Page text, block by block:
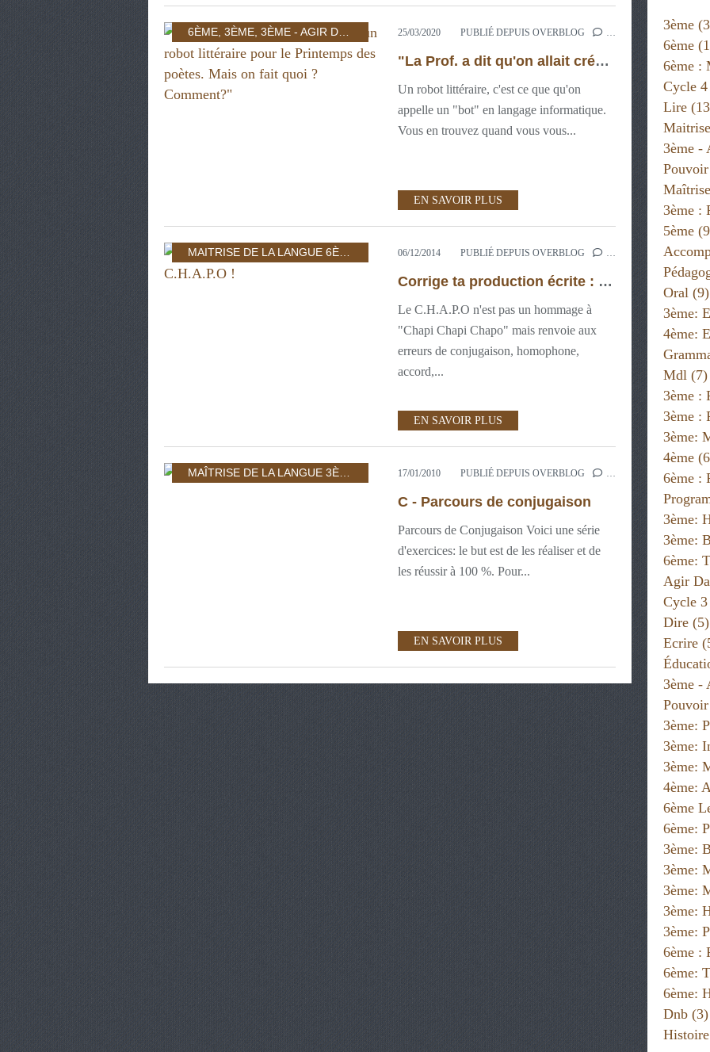
6ÈME, 3ÈME, 3ÈME - AGIR DANS LA CITÉ: INDIVIDU ET POUVOIR ,3ÈME: PROJETS NUMÉRIQUES,
25/03/2020 PUBLIÉ DEPUIS OVERBLOG …
"La Prof. a dit qu'on allait créer un robot littéraire pour le Printemps des poètes. Mais on fait quoi ? Comment?"
Un robot littéraire, c'est ce que qu'on
appelle un "bot" en langage informatique.
Vous en trouvez quand vous vous...
EN SAVOIR PLUS
MAITRISE DE LA LANGUE 6ÈME MAÎTRISE DE LA LANGUE 3ÈME ,MAÎTRISE DE LA LANGUE 4ÈME,
06/12/2014 PUBLIÉ DEPUIS OVERBLOG …
Corrige ta production écrite : C.H.A.P.O !
Le C.H.A.P.O n'est pas un hommage à
"Chapi Chapi Chapo" mais renvoie aux
erreurs de conjugaison, homophone,
accord,...
EN SAVOIR PLUS
MAÎTRISE DE LA LANGUE 3ÈME 17/01/2010 PUBLIÉ DEPUIS OVERBLOG …
C - Parcours de conjugaison
Parcours de Conjugaison Voici une série
d'exercices: le but est de les réaliser et de
les réussir à 100 %. Pour...
EN SAVOIR PLUS
3ème
6ème
6ème :
Cycle 4
Lire
3ème -
Pouvoir
3ème :
5ème
Oral (9)
3ème:
4ème:
Mdl (7)
3ème :
3ème :
3ème:
4ème
6ème :
3ème:
3ème:
6ème:
Agir
Cycle 3
Dire (5)
Ecrire
3ème -
Pouvoir
3ème:
3ème:
3ème:
4ème:
6ème
6ème:
3ème:
3ème:
3ème:
3ème:
3ème:
6ème :
6ème:
6ème:
Dnb (3)